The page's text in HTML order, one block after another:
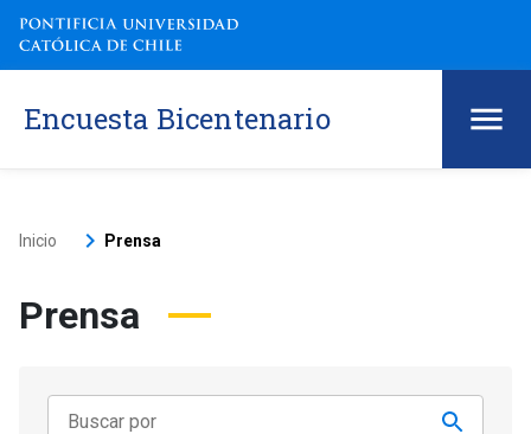
Encuesta Bicentenario
Inicio keyboard_arrow_right Prensa
Prensa